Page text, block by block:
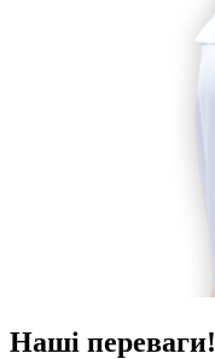
Наші переваги!